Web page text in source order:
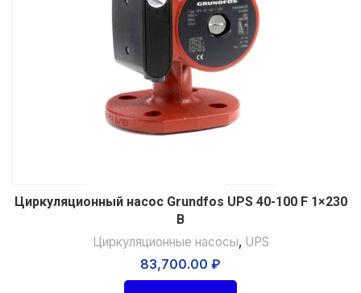
Циркуляционный насос Grundfos UPS 40-100 F 1×230
В
Циркуляционные насосы, UPS
83,700.00 ₽